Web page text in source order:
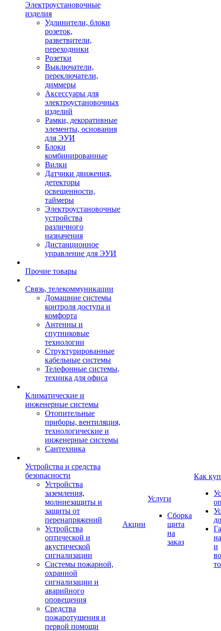
Электроустановочные
изделия
Удлинители, блоки
розеток,
разветвители,
переходники
Розетки
Выключатели,
переключатели,
диммеры
Аксессуары для
электроустановочных
изделий
Рамки, декоративные
элементы, основания
для ЭУИ
Блоки
комбинированные
Вилки
Датчики движения,
детекторы
освещенности,
таймеры
Электроустановочные
устройства
различного
назначения
Дистанционное
управление для ЭУИ
Прочие товары
Связь, телекоммуникации
Домашние системы
контроля доступа и
комфорта
Антенны и
спутниковые
технологии
Структурированные
кабельные системы
Телефонные системы,
техника для офиса
Климатические и
инженерные системы
Отопительные
приборы, вентиляция,
технологические и
инженерные системы
Сантехника
Устройства и средства
безопасности
Устройства
заземления,
молниезащиты и
защиты от
перенапряжений
Устройства
оптической и
акустической
сигнализации
Системы пожарной,
охранной
сигнализации и
аварийного
оповещения
Средства
пожаротушения и
первой помощи
Акции
Услуги
Сборка
щита
на
заказ
Как
и